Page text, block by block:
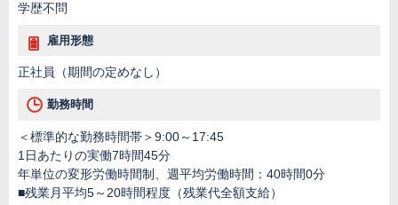
学歴不問
雇用形態
正社員（期間の定めなし）
勤務時間
＜標準的な勤務時間帯＞9:00～17:45
1日あたりの実働7時間45分
年単位の変形労働時間制、週平均労働時間：40時間0分
■残業月平均5～20時間程度（残業代全額支給）